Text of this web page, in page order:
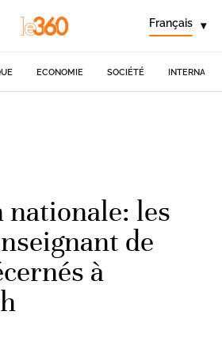
Français ▾
ECONOMIE SOCIÉTÉ
nationale: les
de
à